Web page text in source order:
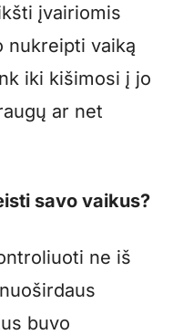
įvairiomis
nukreipti vaiką
iki kišimosi į jo
ar net
savo vaikus?
ne iš
buvo